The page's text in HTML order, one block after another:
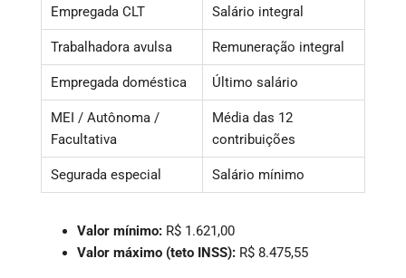
Empregada CLT Salário integral
Trabalhadora avulsa Remuneração integral
Empregada doméstica Último salário
MEI / Autônoma /
Facultativa
Média das 12
contribuições
Segurada especial Salário mínimo
Valor mínimo: R$ 1.621,00
Valor máximo (teto INSS): R$ 8.475,55